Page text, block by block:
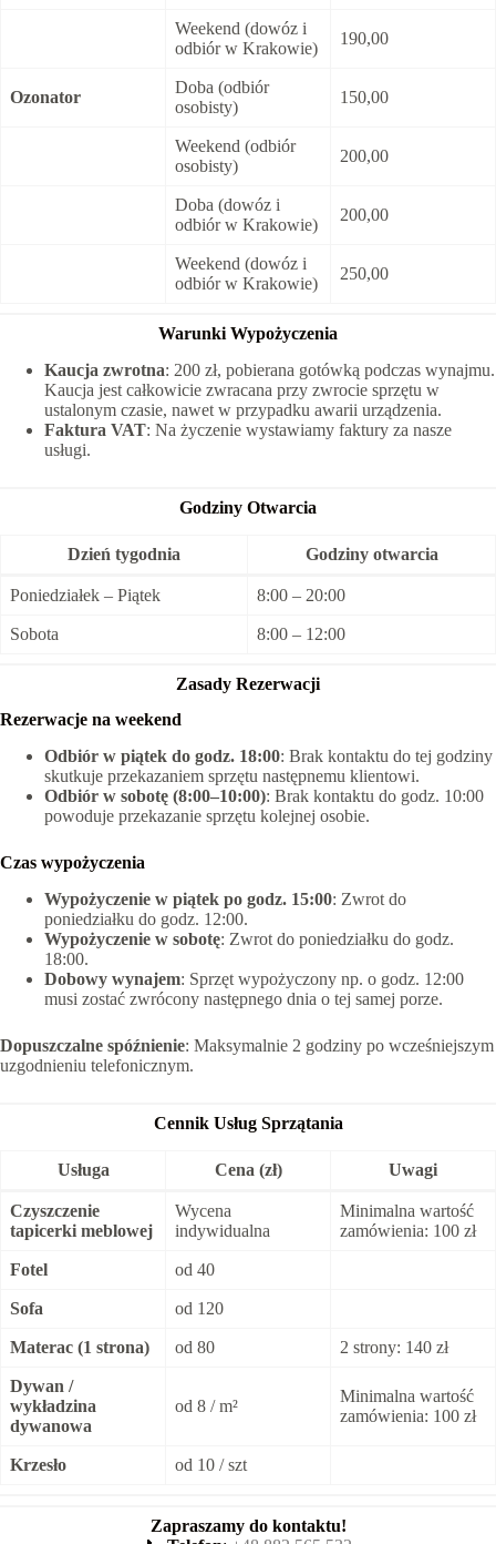
Weekend (dowóz i
odbiór w Krakowie)
190,00
Ozonator
Doba (odbiór
osobisty)
150,00
Weekend (odbiór
osobisty)
200,00
Doba (dowóz i
odbiór w Krakowie)
200,00
Weekend (dowóz i
odbiór w Krakowie)
250,00
Warunki Wypożyczenia
Kaucja zwrotna: 200 zł, pobierana gotówką podczas wynajmu.
Kaucja jest całkowicie zwracana przy zwrocie sprzętu w
ustalonym czasie, nawet w przypadku awarii urządzenia.
Faktura VAT: Na życzenie wystawiamy faktury za nasze
usługi.
Godziny Otwarcia
Dzień tygodnia Godziny otwarcia
Poniedziałek – Piątek 8:00 – 20:00
Sobota 8:00 – 12:00
Zasady Rezerwacji
Rezerwacje na weekend
Odbiór w piątek do godz. 18:00: Brak kontaktu do tej godziny
skutkuje przekazaniem sprzętu następnemu klientowi.
Odbiór w sobotę (8:00–10:00): Brak kontaktu do godz. 10:00
powoduje przekazanie sprzętu kolejnej osobie.
Czas wypożyczenia
Wypożyczenie w piątek po godz. 15:00: Zwrot do
poniedziałku do godz. 12:00.
Wypożyczenie w sobotę: Zwrot do poniedziałku do godz.
18:00.
Dobowy wynajem: Sprzęt wypożyczony np. o godz. 12:00
musi zostać zwrócony następnego dnia o tej samej porze.
Dopuszczalne spóźnienie: Maksymalnie 2 godziny po wcześniejszym
uzgodnieniu telefonicznym.
Cennik Usług Sprzątania
Usługa Cena (zł) Uwagi
Czyszczenie
tapicerki meblowej
Wycena
indywidualna
Minimalna wartość
zamówienia: 100 zł
Fotel od 40
Sofa od 120
Materac (1 strona) od 80 2 strony: 140 zł
Dywan /
wykładzina
dywanowa
od 8 / m²
Minimalna wartość
zamówienia: 100 zł
Krzesło od 10 / szt
Zapraszamy do kontaktu!